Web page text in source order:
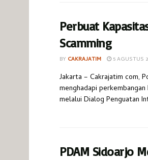
Perbuat
Scamming
BY CAKRAJATIM 5 AGUSTUS
Jakarta – Cakrajatim com,
menghadapi
melalui Dialog Penguatan
PDAM Sidoarjo